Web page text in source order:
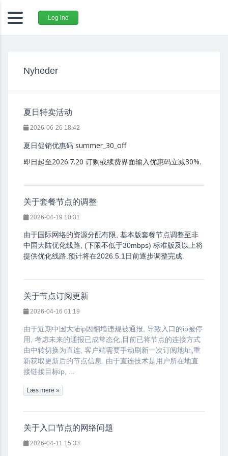
Log ind
Nyheder
夏日特卖活动
2026-06-26 18:42
夏日促销优惠码 summer_30_off
即日起至2026.7.20 订购或续费界面输入优惠码立减30%.
关于套餐节点的调整
2026-04-19 10:31
由于国际网络的资源分配有限, 基本版套餐节点调整至非
中国大陆优化线路, (下限不低于30mbps) 标准版及以上将
提供优化线路.预计将在2026.5.1日前逐步调整完成.
关于节点订阅更新
2026-04-16 01:19
由于近期中国大陆ip因翻墙违规被通报, 导致入口的ip被停
用, 考虑未来的通报已成常态化,目前已将节点的连接方式
由中转切换为直连, 客户端需要手动刷新一次订阅地址,重
新获取更新后的节点信息. 由于直连技术是用户所在地直
接链接目标ip, ...
Læs mere »
关于入口节点的网络问题
2026-04-11 15:33